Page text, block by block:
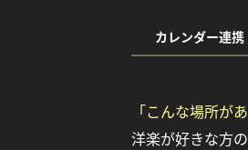
カレンダー連携
「こんな場所
洋楽が好きな方